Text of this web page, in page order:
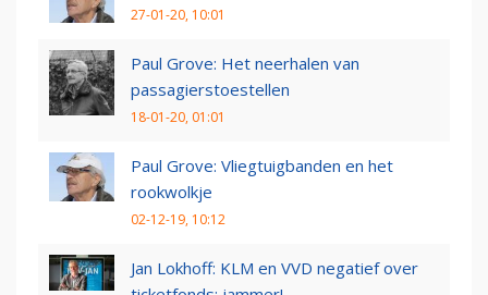
27-01-20, 10:01
Paul Grove: Het neerhalen van
passagierstoestellen
18-01-20, 01:01
Paul Grove: Vliegtuigbanden en het
rookwolkje
02-12-19, 10:12
Jan Lokhoff: KLM en VVD negatief over